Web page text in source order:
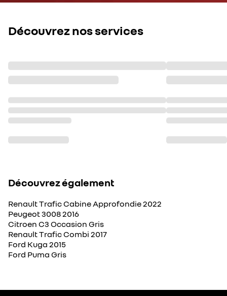
Découvrez nos services
Découvrez également
Renault Trafic Cabine Approfondie 2022
Peugeot 3008 2016
Citroen C3 Occasion Gris
Renault Trafic Combi 2017
Ford Kuga 2015
Ford Puma Gris